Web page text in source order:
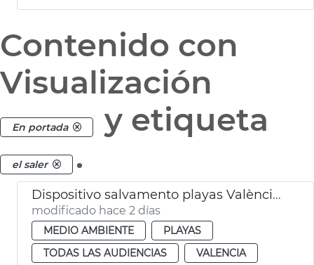
Contenido con
Visualización
En portada y etiqueta
el saler .
Dispositivo salvamento playas València eclipse
modificado hace 2 días
MEDIO AMBIENTE
PLAYAS
TODAS LAS AUDIENCIAS
VALENCIA